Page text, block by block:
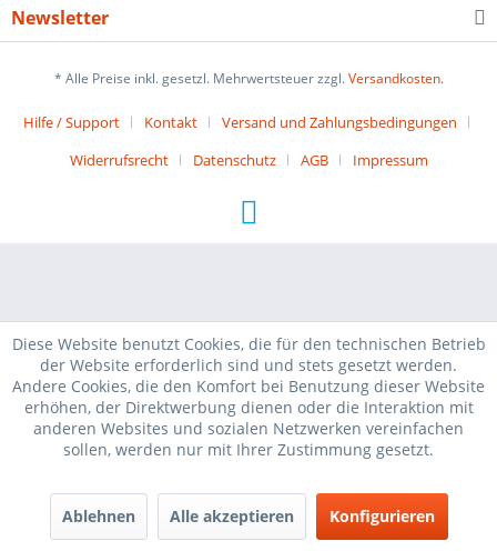
Newsletter
* Alle Preise inkl. gesetzl. Mehrwertsteuer zzgl.Versandkosten.
Hilfe / Support Kontakt
Versand und Zahlungsbedingungen
Widerrufsrecht
Datenschutz AGB Impressum
Diese Website benutzt Cookies, die für den technischen Betrieb
der Website erforderlich sind und stets gesetzt werden.
Andere Cookies, die den Komfort bei Benutzung dieser Website
erhöhen, der Direktwerbung dienen oder die Interaktion mit
anderen Websites und sozialen Netzwerken vereinfachen
sollen, werden nur mit Ihrer Zustimmung gesetzt.
Ablehnen Alle akzeptieren Konfigurieren